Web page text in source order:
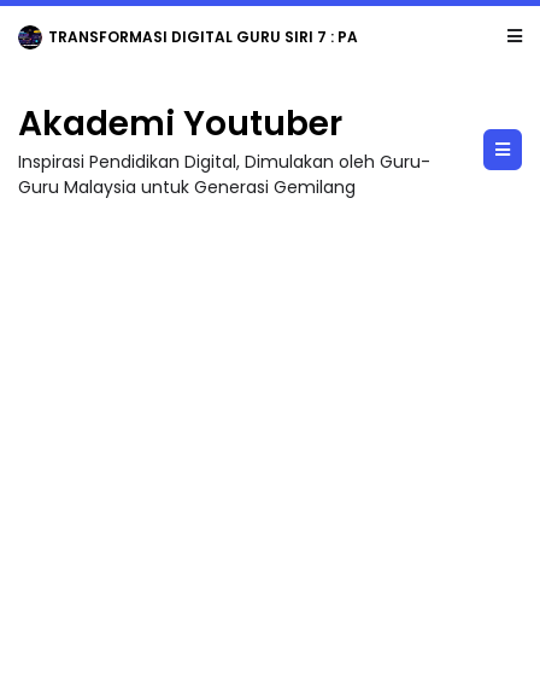
TRANSFORMASI DIGITAL GURU SIRI 7 : PAHLAWAN DIGITAL PENYELAMAT DUNIA
Akademi Youtuber
Inspirasi Pendidikan Digital, Dimulakan oleh Guru-
Guru Malaysia untuk Generasi Gemilang